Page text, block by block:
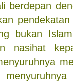
berdepan
bukan
nasihat